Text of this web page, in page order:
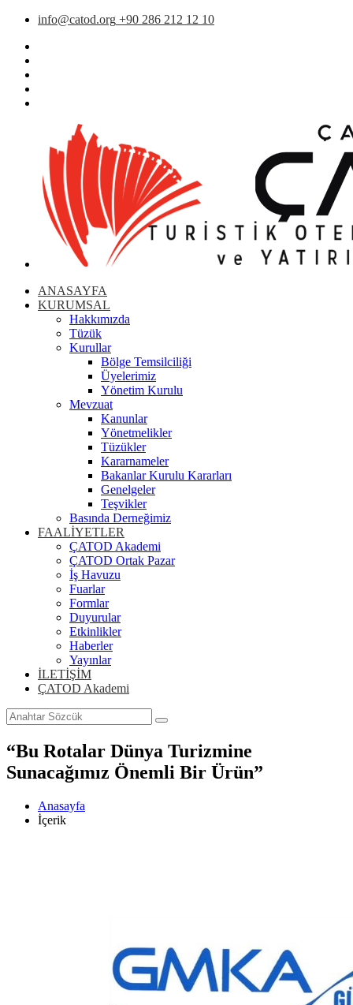
info@catod.org +90 286 212 12 10
ANASAYFA
KURUMSAL
Hakkımızda
Tüzük
Kurullar
Bölge Temsilciliği
Üyelerimiz
Yönetim Kurulu
Mevzuat
Kanunlar
Yönetmelikler
Tüzükler
Kararnameler
Bakanlar Kurulu Kararları
Genelgeler
Teşvikler
Basında Derneğimiz
FAALİYETLER
ÇATOD Akademi
ÇATOD Ortak Pazar
İş Havuzu
Fuarlar
Formlar
Duyurular
Etkinlikler
Haberler
Yayınlar
İLETİŞİM
ÇATOD Akademi
“Bu Rotalar Dünya Turizmine
Sunacağımız Önemli Bir Ürün”
Anasayfa
İçerik